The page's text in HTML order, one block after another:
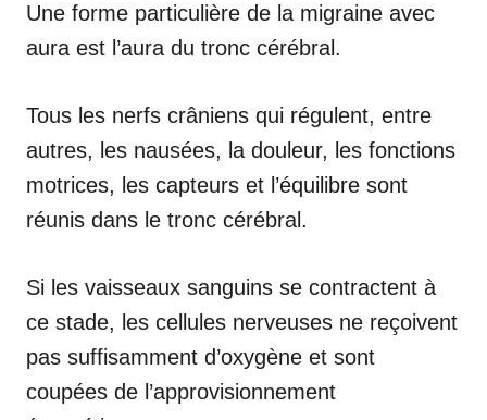
Une forme particulière de la migraine avec
aura est l’aura du tronc cérébral.
Tous les nerfs crâniens qui régulent, entre
autres, les nausées, la douleur, les fonctions
motrices, les capteurs et l’équilibre sont
réunis dans le tronc cérébral.
Si les vaisseaux sanguins se contractent à
ce stade, les cellules nerveuses ne reçoivent
pas suffisamment d’oxygène et sont
coupées de l’approvisionnement